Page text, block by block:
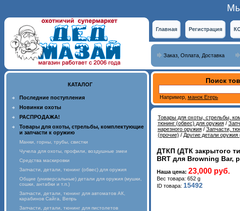
Главная Регистрация
Заказ, Оплата, Доставка
КАТАЛОГ
Последние поступления
Новинки охоты
РАСПРОДАЖА!
Товары для охоты, стрельбы, комплектующие
и запчасти к оружию
Манки, горны, трубы, свистки
Чучела для охоты, профили, воздушные змеи
Средства маскировки
Запчасти, детали, тюнинг (обвес) для оружия
Общие (универсальные) детали для оружия (мушки,
сошки, антабки и т.п.)
Запчасти, детали, тюнинг для автоматов АК,
карабинов Сайга, Вепрь
Запчасти, детали, тюнинг для пистолетов
Поиск
Например, манок Егерь
Товары для охоты, стрельбы,
тюнинг (обвес) для оружия/
нарезного оружия/ Запчасти,
(прочие) / Другие детали оружия
ДТКП (ДТК закрытого
BRT для Browning Bar,
Наша цена: 23,000 руб.
Вес товара: 652 g
ID товара: 15492